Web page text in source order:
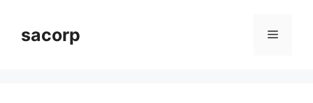
contentsacorp Menu